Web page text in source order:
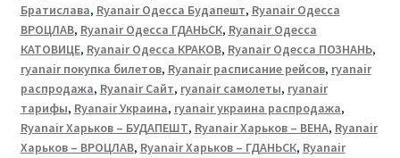
Братислава, Ryanair Одесса Будапешт, Ryanair Одесса
ВРОЦЛАВ, Ryanair Одесса ГДАНЬСК, Ryanair Одесса
КАТОВИЦЕ, Ryanair Одесса КРАКОВ, Ryanair Одесса ПОЗНАНЬ,
ryanair покупка билетов, Ryanair расписание рейсов, ryanair
распродажа, Ryanair Сайт, ryanair самолеты, ryanair
тарифы, Ryanair Украина, ryanair украина распродажа,
Ryanair Харьков – БУДАПЕШТ, Ryanair Харьков – ВЕНА, Ryanair
Харьков – ВРОЦЛАВ, Ryanair Харьков – ГДАНЬСК, Ryanair